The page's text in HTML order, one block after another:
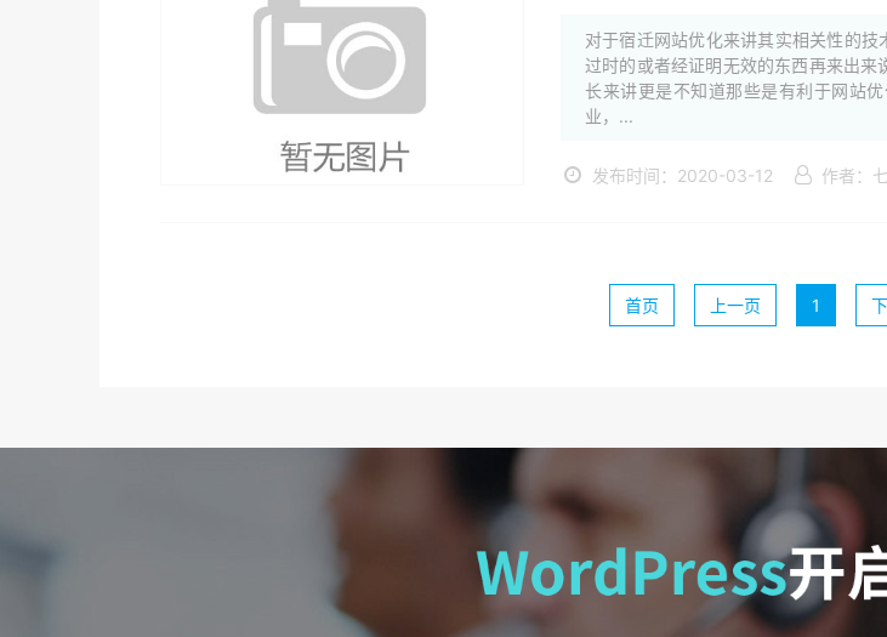
对于宿迁网站优化来讲其实相关性的
过时的或者经证明无效的东西再来出
长来讲更是不知道那些是有利于网站
业，...
发布时间：2020-03-12 作者：
首页 上一页 1